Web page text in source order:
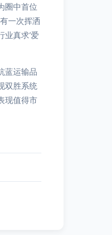
圈中首位
一次挥洒
真求‘爱
蓝运输品
双胜系统
现值得市